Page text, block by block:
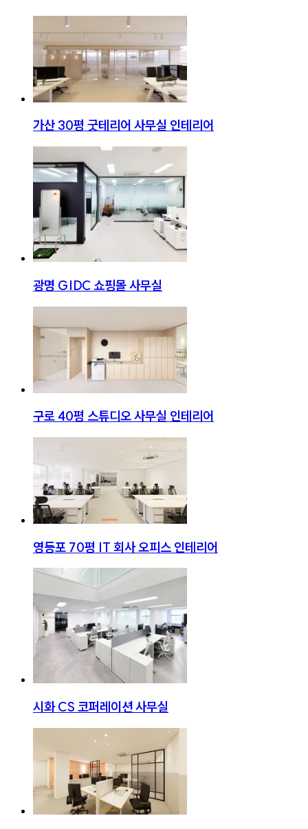
가산 30평 굿테리어 사무실 인테리어
광명 GIDC 쇼핑몰 사무실
구로 40평 스튜디오 사무실 인테리어
영등포 70평 IT 회사 오피스 인테리어
시화 CS 코퍼레이션 사무실